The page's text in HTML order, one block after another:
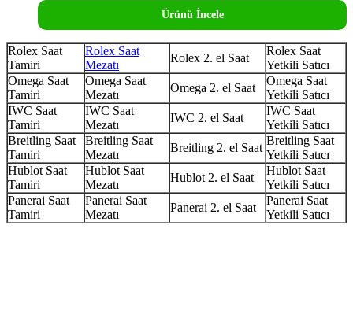
Ürünü İncele
Rolex Saat
Tamiri
Rolex Saat
Mezatı
Rolex 2. el Saat
Rolex Saat
Yetkili Satıcı
Omega Saat
Tamiri
Omega Saat
Mezatı
Omega 2. el Saat
Omega Saat
Yetkili Satıcı
IWC Saat
Tamiri
IWC Saat
Mezatı
IWC 2. el Saat
IWC Saat
Yetkili Satıcı
Breitling Saat
Tamiri
Breitling Saat
Mezatı
Breitling 2. el Saat
Breitling Saat
Yetkili Satıcı
Hublot Saat
Tamiri
Hublot Saat
Mezatı
Hublot 2. el Saat
Hublot Saat
Yetkili Satıcı
Panerai Saat
Tamiri
Panerai Saat
Mezatı
Panerai 2. el Saat
Panerai Saat
Yetkili Satıcı